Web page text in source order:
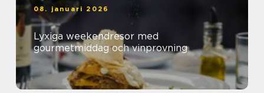
08. januari 2026
Lyxiga weekendresor med
gourmetmiddag och vinprovning